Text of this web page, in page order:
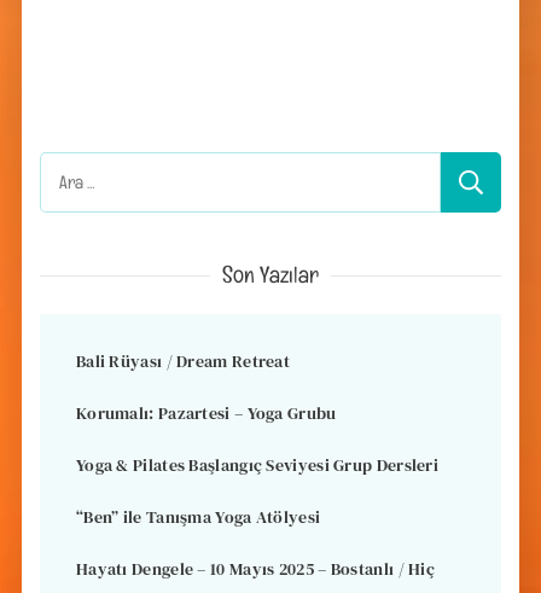
Arama:
Son Yazılar
Bali Rüyası / Dream Retreat
Korumalı: Pazartesi – Yoga Grubu
Yoga & Pilates Başlangıç Seviyesi Grup Dersleri
“Ben” ile Tanışma Yoga Atölyesi
Hayatı Dengele – 10 Mayıs 2025 – Bostanlı / Hiç